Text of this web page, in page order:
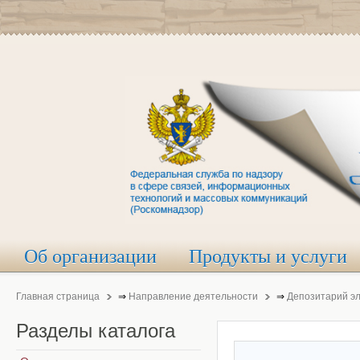
Об организации Продукты и услуги
Главная страница ⇒ Направление деятельности ⇒ Депозитарий
Разделы каталога